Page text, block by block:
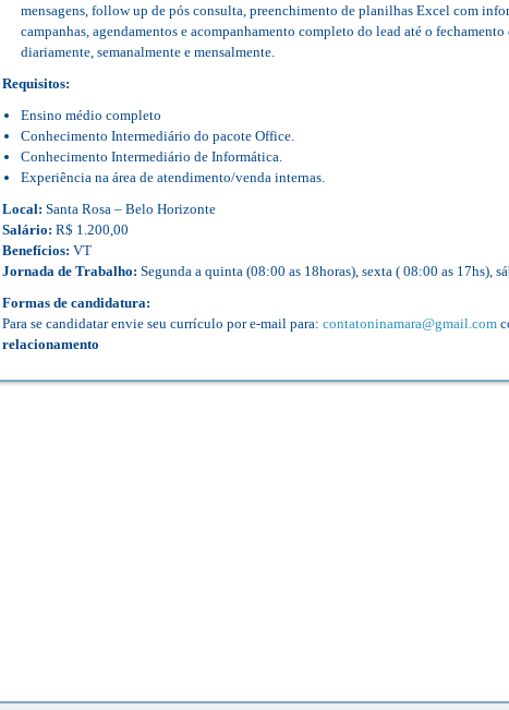
mensagens, follow up de pós consulta, preenchimento de planilhas Excel com
campanhas, agendamentos e acompanhamento completo do lead até o
diariamente, semanalmente e mensalmente.
Requisitos:
Ensino médio completo
Conhecimento Intermediário do pacote Office.
Conhecimento Intermediário de Informática.
Experiência na área de atendimento/venda internas.
Local: Santa Rosa – Belo Horizonte
Salário: R$ 1.200,00
Benefícios: VT
Jornada de Trabalho: Segunda a quinta (08:00 as 18horas), sexta ( 08:00 as 17hs),
Formas de candidatura:
Para se candidatar envie seu currículo por e-mail para: contatoninamara@gmail.com
relacionamento